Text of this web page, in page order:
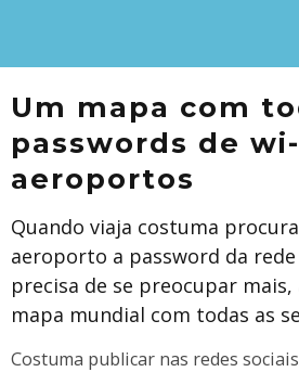
Um mapa com
passwords de
aeroportos
Quando viaja costuma
aeroporto a password da
precisa de se preocupar
mapa mundial com todas as
Costuma publicar nas redes